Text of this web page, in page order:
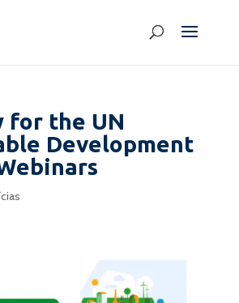
for the UN
Development